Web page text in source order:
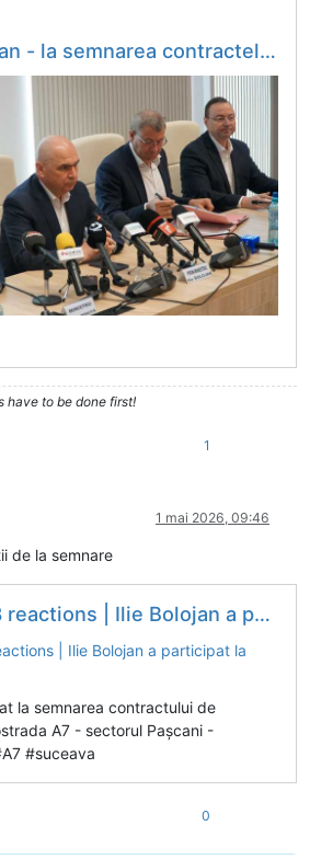
loturi din autostrada Pașcani - Suceava: E un moment important (FOTO/VIDEO)
have to be done first!
1
1 mai 2026, 09:46
de la semnare
| Ilie Bolojan a participat la semnarea...
la semnarea contractului de
A7 - sectorul Pașcani -
#suceava
0